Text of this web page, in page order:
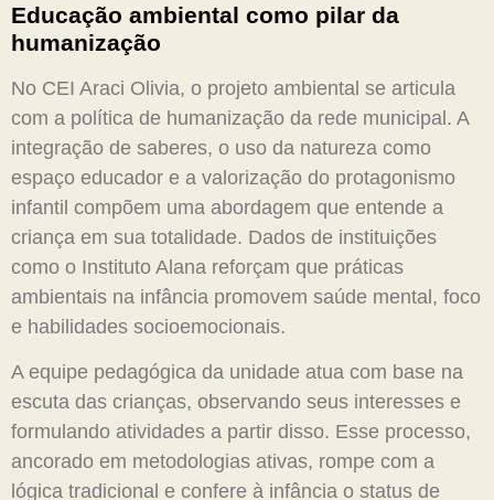
Educação ambiental como pilar da
humanização
No CEI Araci Olivia, o projeto ambiental se articula
com a política de humanização da rede municipal. A
integração de saberes, o uso da natureza como
espaço educador e a valorização do protagonismo
infantil compõem uma abordagem que entende a
criança em sua totalidade. Dados de instituições
como o Instituto Alana reforçam que práticas
ambientais na infância promovem saúde mental, foco
e habilidades socioemocionais.
A equipe pedagógica da unidade atua com base na
escuta das crianças, observando seus interesses e
formulando atividades a partir disso. Esse processo,
ancorado em metodologias ativas, rompe com a
lógica tradicional e confere à infância o status de